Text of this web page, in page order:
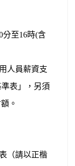
分至16時(含
人員薪資支
準表」，另須
。
（請以正楷